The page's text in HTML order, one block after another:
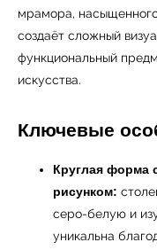
мрамора,
создаёт сложный
функциональный
искусства.
Ключевые
Круглая форма
рисунком:
серо-белую и
уникальна